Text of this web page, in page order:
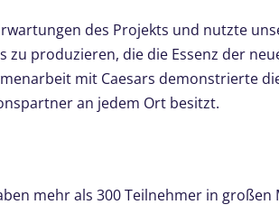
des Projekts und nutzte
zu produzieren, die die Essenz der
mit Caesars demonstrierte
an jedem Ort besitzt.
mehr als 300 Teilnehmer in großen